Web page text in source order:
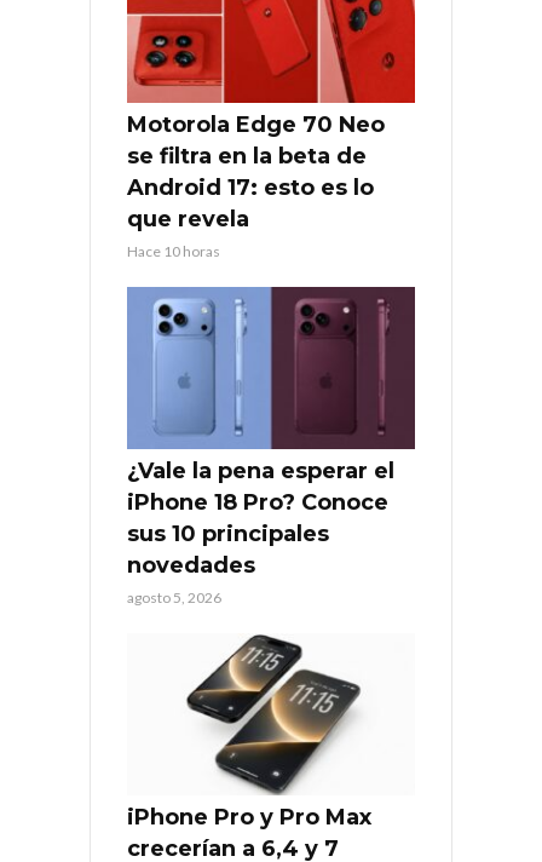
Motorola Edge 70 Neo
se filtra en la beta de
Android 17: esto es lo
que revela
Hace 10 horas
¿Vale la pena esperar el
iPhone 18 Pro? Conoce
sus 10 principales
novedades
agosto 5, 2026
iPhone Pro y Pro Max
crecerían a 6,4 y 7